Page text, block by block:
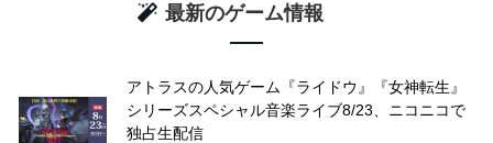
最新のゲーム情報
アトラスの人気ゲーム『ライドウ』『女神転生』
シリーズスペシャル音楽ライブ8/23、ニコニコで
独占生配信